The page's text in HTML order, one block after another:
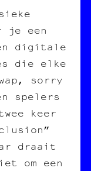
je een
digitale
die elke
sorry
spelers
keer
draait
om een